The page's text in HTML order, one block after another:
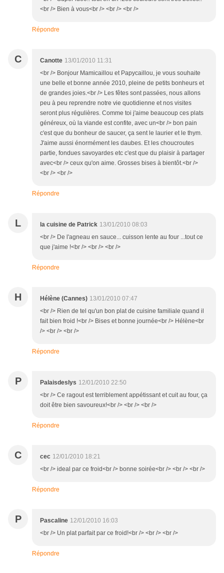
<br /> Bien à vous<br /> <br /> <br />
Répondre
C Canotte 13/01/2010 11:31
<br /> Bonjour Mamicaillou et Papycaillou, je vous souhaite
une belle et bonne année 2010, pleine de petits bonheurs et
de grandes joies.<br /> Les fêtes sont passées, nous allons
peu à peu reprendre notre vie quotidienne et nos visites
seront plus régulières. Comme toi j'aime beaucoup ces plats
généreux, où la viande est confite, avec un<br /> bon pain
c'est que du bonheur de saucer, ça sent le laurier et le thym.
J'aime aussi énormément les daubes. Et les choucroutes
partie, fondues savoyardes etc c'est que du plaisir à partager
avec<br /> ceux qu'on aime. Grosses bises à bientôt.<br />
<br /> <br />
Répondre
L la cuisine de Patrick 13/01/2010 08:03
<br /> De l'agneau en sauce... cuisson lente au four ...tout ce
que j'aime !<br /> <br /> <br />
Répondre
H Hélène (Cannes) 13/01/2010 07:47
<br /> Rien de tel qu'un bon plat de cuisine familiale quand il
fait bien froid !<br /> Bises et bonne journée<br /> Hélène<br
/> <br /> <br />
Répondre
P Palaisdeslys 12/01/2010 22:50
<br /> Ce ragout est terriblement appétissant et cuit au four, ça
doit être bien savoureux!<br /> <br /> <br />
Répondre
C cec 12/01/2010 18:21
<br /> ideal par ce froid<br /> bonne soirée<br /> <br /> <br />
Répondre
P Pascaline 12/01/2010 16:03
<br /> Un plat parfait par ce froid!<br /> <br /> <br />
Répondre